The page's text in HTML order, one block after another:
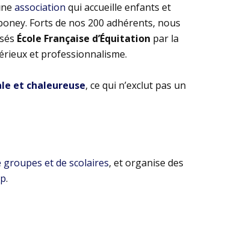
association qui accueille enfants et
Forts de nos 200 adhérents, nous
École Française d’Équitation par la
et professionnalisme.
et chaleureuse, ce qui n’exclut pas un
groupes et de scolaires, et organise des
.